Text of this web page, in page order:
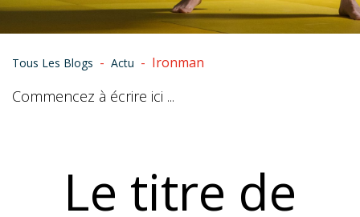
Tous Les Blogs Actu Ironman
Commencez à écrire ici ...
Le titre de